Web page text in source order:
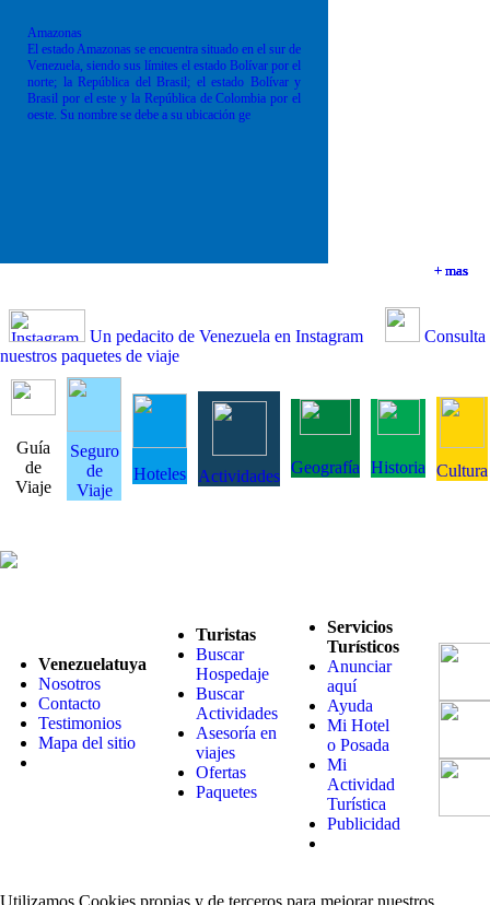
+ mas
+ mas
+ mas
Amazonas
El estado Amazonas se encuentra situado en el sur de
Venezuela, siendo sus límites el estado Bolívar por el
norte; la República del Brasil; el estado Bolívar y
Brasil por el este y la República de Colombia por el
oeste. Su nombre se debe a su ubicación ge
+ mas
Un pedacito de Venezuela en Instagram
Consulta
nuestros paquetes de viaje
Guía
de
Viaje
Seguro
de
Viaje
Hoteles Actividades Geografía Historia Cultura
Venezuelatuya
Nosotros
Contacto
Testimonios
Mapa del sitio
Turistas
Buscar
Hospedaje
Buscar
Actividades
Asesoría en
viajes
Ofertas
Paquetes
Servicios
Turísticos
Anunciar
aquí
Ayuda
Mi Hotel
o Posada
Mi
Actividad
Turística
Publicidad
Utilizamos Cookies propias y de terceros para mejorar nuestros